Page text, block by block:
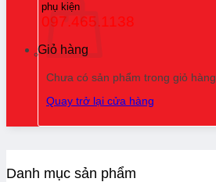
phụ kiện
097.465.1138
Giỏ hàng
Chưa có sản phẩm trong giỏ hàng.
Quay trở lại cửa hàng
Danh mục sản phẩm